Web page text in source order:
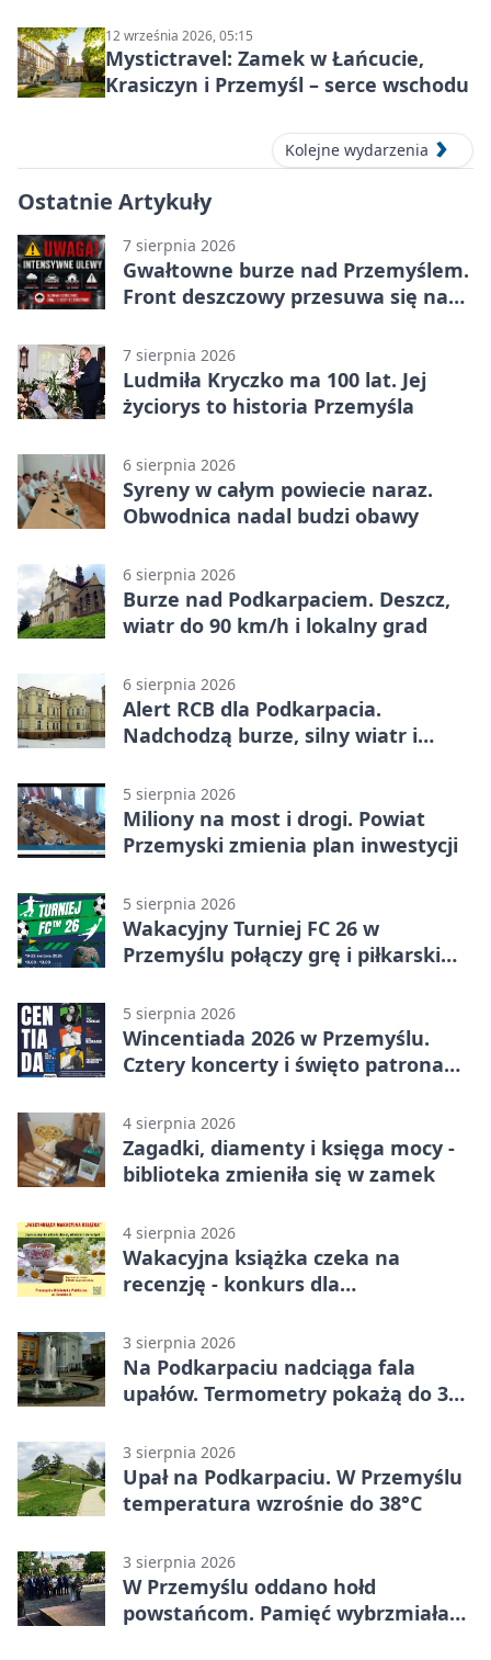
12 września 2026, 05:15
Mystictravel: Zamek w Łańcucie,
Krasiczyn i Przemyśl – serce wschodu
Kolejne wydarzenia
Ostatnie Artykuły
7 sierpnia 2026
Gwałtowne burze nad Przemyślem.
Front deszczowy przesuwa się na
7 sierpnia 2026
Ludmiła Kryczko ma 100 lat. Jej
życiorys to historia Przemyśla
6 sierpnia 2026
Syreny w całym powiecie naraz.
Obwodnica nadal budzi obawy
6 sierpnia 2026
Burze nad Podkarpaciem. Deszcz,
wiatr do 90 km/h i lokalny grad
6 sierpnia 2026
Alert RCB dla Podkarpacia.
Nadchodzą burze, silny wiatr i
5 sierpnia 2026
Miliony na most i drogi. Powiat
Przemyski zmienia plan inwestycji
5 sierpnia 2026
Wakacyjny Turniej FC 26 w
Przemyślu połączy grę i piłkarski
5 sierpnia 2026
Wincentiada 2026 w Przemyślu.
Cztery koncerty i święto patrona
4 sierpnia 2026
Zagadki, diamenty i księga mocy -
biblioteka zmieniła się w zamek
4 sierpnia 2026
Wakacyjna książka czeka na
recenzję - konkurs dla
3 sierpnia 2026
Na Podkarpaciu nadciąga fala
upałów. Termometry pokażą do 36
3 sierpnia 2026
Upał na Podkarpaciu. W Przemyślu
temperatura wzrośnie do 38°C
3 sierpnia 2026
W Przemyślu oddano hołd
powstańcom. Pamięć wybrzmiała